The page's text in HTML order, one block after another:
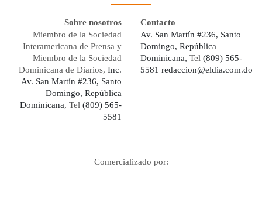
Sobre nosotros
Miembro de la Sociedad
Interamericana de Prensa y
Miembro de la Sociedad
Dominicana de Diarios, Inc.
Av. San Martín #236, Santo
Domingo, República
Dominicana, Tel (809) 565-
5581
Contacto
Av. San Martín #236, Santo
Domingo, República
Dominicana, Tel (809) 565-
5581 redaccion@eldia.com.do
Comercializado por: